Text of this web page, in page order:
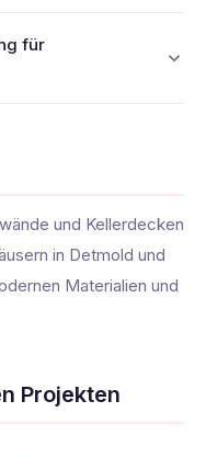
für
und Kellerdecken
in Detmold und
Materialien und
Projekten